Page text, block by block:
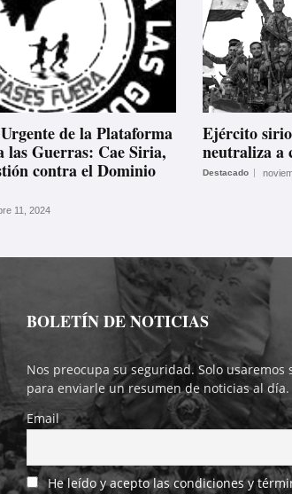
de la Plataforma
las Guerras: Cae Siria,
contra el Dominio
11, 2024
Ejército
neutraliza a
Destacado
BOLETÍN DE NOTICIAS
Nos preocupa su seguridad. Solo usaremos
para enviarle un resumen de noticias al día.
Email
He leído y acepto las condiciones y